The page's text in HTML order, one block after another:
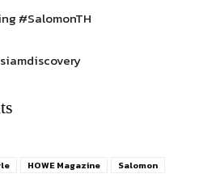
#SalomonTH
HOWE Magazine
Salomon